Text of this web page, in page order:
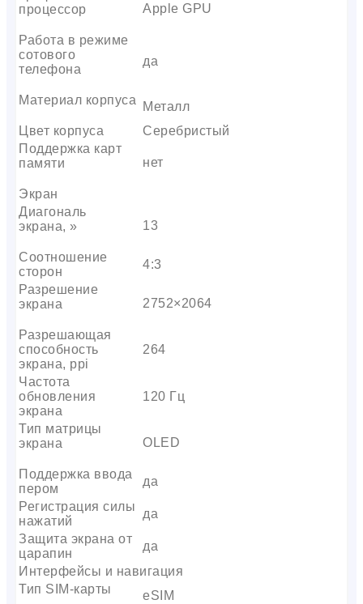
процессор
Apple GPU
Работа в режиме
сотового
телефона
да
Материал корпуса
Металл
Цвет корпуса
Серебристый
Поддержка карт
памяти
нет
Экран
Диагональ
экрана, »
13
Соотношение
сторон
4:3
Разрешение
экрана
2752×2064
Разрешающая
способность
экрана, ppi
264
Частота
обновления
экрана
120 Гц
Тип матрицы
экрана
OLED
Поддержка ввода
пером
да
Регистрация силы
нажатий
да
Защита экрана от
царапин
да
Интерфейсы и навигация
Тип SIM-карты
eSIM